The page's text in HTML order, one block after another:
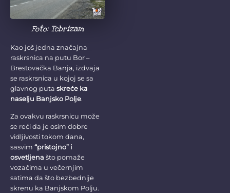
Foto: Tebrizam
Kao još jedna značajna
raskrsnica na putu Bor –
Brestovačka Banja, izdvaja
se raskrsnica u kojoj se sa
glavnog puta skreće ka
naselju Banjsko Polje.
Za ovakvu raskrsnicu može
se reći da je osim dobre
vidljivosti tokom dana,
sasvim “pristojno” i
osvetljena što pomaže
vozačima u večernjim
satima da što bezbednije
skrenu ka Banjskom Polju.